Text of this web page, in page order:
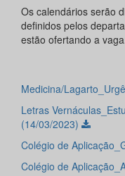
Os calendários serão
definidos pelos
estão ofertando a
Medicina/
Letras
(14/03/2023)
Colégio de
Colégio de